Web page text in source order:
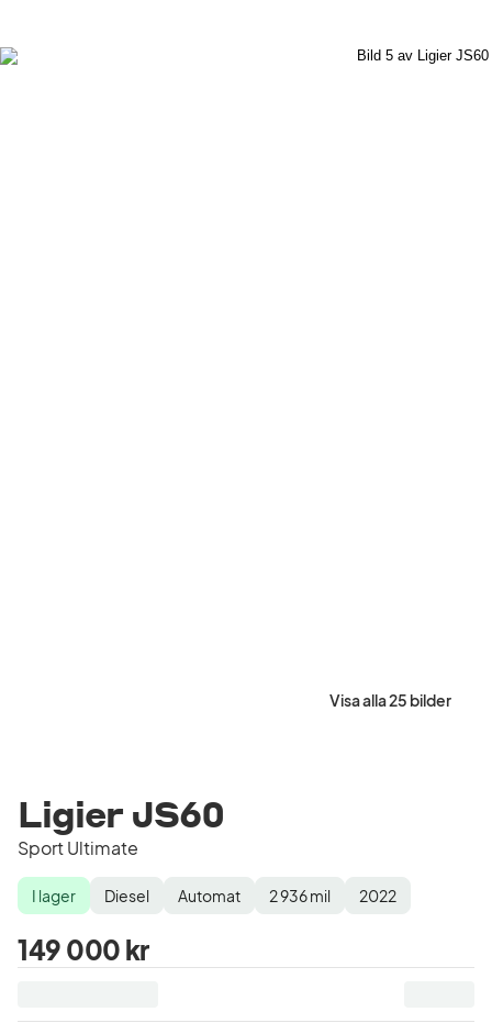
Visa alla 25 bilder
Ligier JS60
Sport Ultimate
Lagerstatus
I lager
Drivmedel Diesel
Växellåda Automat
Mätarställning 2 936mil
Modellår 2022
149 000 kr